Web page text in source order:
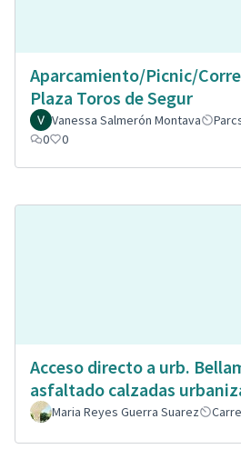
Aparcamiento/Picnic/
Plaza Toros de Segur
Vanessa Salmerón Montava
0
0
Acceso directo a urb.
asfaltado calzadas
Maria Reyes Guerra Suarez